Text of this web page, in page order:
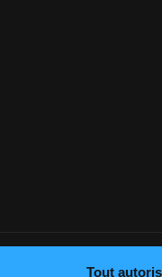
Tout